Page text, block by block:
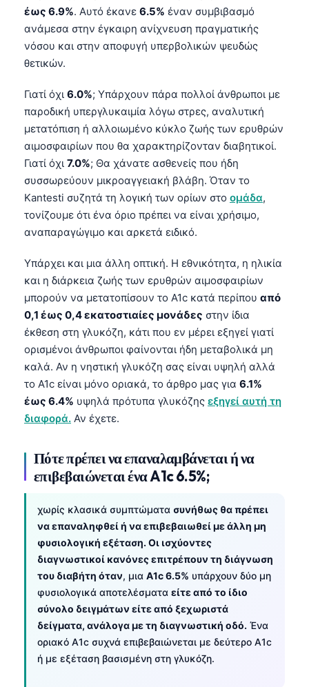
έως 6.9%. Αυτό έκανε 6.5% έναν συμβιβασμό
ανάμεσα στην έγκαιρη ανίχνευση πραγματικής
νόσου και στην αποφυγή υπερβολικών ψευδώς
θετικών.
Γιατί όχι 6.0%; Υπάρχουν πάρα πολλοί άνθρωποι με
παροδική υπεργλυκαιμία λόγω στρες, αναλυτική
μετατόπιση ή αλλοιωμένο κύκλο ζωής των ερυθρών
αιμοσφαιρίων που θα χαρακτηρίζονταν διαβητικοί.
Γιατί όχι 7.0%; Θα χάνατε ασθενείς που ήδη
συσσωρεύουν μικροαγγειακή βλάβη. Όταν το
Kantesti συζητά τη λογική των ορίων στο ομάδα,
τονίζουμε ότι ένα όριο πρέπει να είναι χρήσιμο,
αναπαραγώγιμο και αρκετά ειδικό.
Υπάρχει και μια άλλη οπτική. Η εθνικότητα, η ηλικία
και η διάρκεια ζωής των ερυθρών αιμοσφαιρίων
μπορούν να μετατοπίσουν το A1c κατά περίπου από
0,1 έως 0,4 εκατοστιαίες μονάδες στην ίδια
έκθεση στη γλυκόζη, κάτι που εν μέρει εξηγεί γιατί
ορισμένοι άνθρωποι φαίνονται ήδη μεταβολικά μη
καλά. Αν η νηστική γλυκόζη σας είναι υψηλή αλλά
το A1c είναι μόνο οριακά, το άρθρο μας για 6.1%
έως 6.4% υψηλά πρότυπα γλυκόζης εξηγεί αυτή τη
διαφορά. Αν έχετε.
Πότε πρέπει να επαναλαμβάνεται ή να
επιβεβαιώνεται ένα A1c 6.5%;
χωρίς κλασικά συμπτώματα συνήθως θα πρέπει
να επαναληφθεί ή να επιβεβαιωθεί με άλλη μη
φυσιολογική εξέταση. Οι ισχύοντες
διαγνωστικοί κανόνες επιτρέπουν τη διάγνωση
του διαβήτη όταν, μια A1c 6.5% υπάρχουν δύο μη
φυσιολογικά αποτελέσματα είτε από το ίδιο
σύνολο δειγμάτων είτε από ξεχωριστά
δείγματα, ανάλογα με τη διαγνωστική οδό. Ένα
οριακό A1c συχνά επιβεβαιώνεται με δεύτερο A1c
ή με εξέταση βασισμένη στη γλυκόζη.